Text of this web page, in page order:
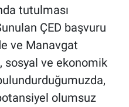
tutulması
ÇED başvuru
ve Manavgat
sosyal ve ekonomik
olumsuz